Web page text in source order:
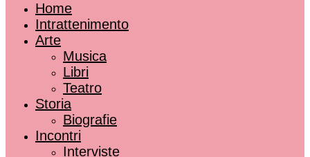
Home
Intrattenimento
Arte
Musica
Libri
Teatro
Storia
Biografie
Incontri
Interviste